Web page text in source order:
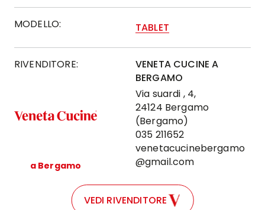
MODELLO: TABLET
RIVENDITORE:
a Bergamo
VENETA CUCINE A
BERGAMO
Via suardi , 4,
24124 Bergamo
(Bergamo)
035 211652
venetacucinebergamo
@gmail.com
VEDI RIVENDITORE